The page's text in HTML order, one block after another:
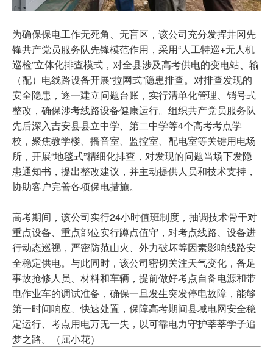
为确保保电工作无死角、无盲区，该公司充分发挥井冈先
锋共产党员服务队先锋模范作用，采用“人工特巡+无人机
巡检”立体化排查模式，对全县涉及高考供电的变电站、输
（配）电线路设备开展“拉网式”隐患排查。对排查发现的
安全隐患，逐一建立问题台账，实行清单化管理、销号式
整改，确保涉考线路设备健康运行。组织共产党员服务队
先后深入吉安县县立中学、第二中学等4个高考考点学
校，聚焦教学楼、播音室、监控室、配电室等关键用电场
所，开展“地毯式”精细化排查，对发现的问题当场下发隐
患通知书，提出整改建议，并主动提供人员和技术支持，
协助客户完善各项保电措施。
高考期间，该公司实行24小时值班制度，抽调技术骨干对
重点设备、重点部位实行蹲点值守，对考点线路、设备进
行动态巡视，严密防范山火、外力破坏等因素影响线路安
全稳定供电。与此同时，该公司密切关注天气变化，备足
事故抢修人员、材料和车辆，提前做好考点自备电源和带
电作业车的调试准备，确保一旦发生突发停电故障，能够
第一时间响应、快速处置，保障高考期间县域电网安全稳
定运行、考点用电万无一失，以可靠电力守护莘莘学子追
梦之路。（屈小花）